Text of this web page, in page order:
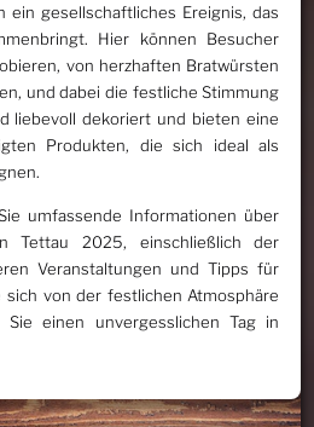
ein gesellschaftliches Ereignis, das
Hier können Besucher
von herzhaften Bratwürsten
und dabei die festliche Stimmung
liebevoll dekoriert und bieten eine
Produkten, die sich ideal als
umfassende Informationen über
Tettau 2025, einschließlich der
Veranstaltungen und Tipps für
sich von der festlichen Atmosphäre
einen unvergesslichen Tag in